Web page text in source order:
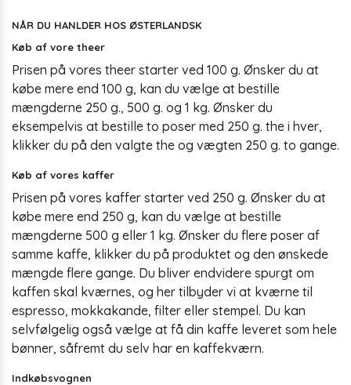
NÅR DU HANLDER HOS ØSTERLANDSK
Køb af vore theer
Prisen på vores theer starter ved 100 g. Ønsker du at
købe mere end 100 g, kan du vælge at bestille
mængderne 250 g., 500 g. og 1 kg. Ønsker du
eksempelvis at bestille to poser med 250 g. the i hver,
klikker du på den valgte the og vægten 250 g. to gange.
Køb af vores kaffer
Prisen på vores kaffer starter ved 250 g. Ønsker du at
købe mere end 250 g, kan du vælge at bestille
mængderne 500 g eller 1 kg. Ønsker du flere poser af
samme kaffe, klikker du på produktet og den ønskede
mængde flere gange. Du bliver endvidere spurgt om
kaffen skal kværnes, og her tilbyder vi at kværne til
espresso, mokkakande, filter eller stempel. Du kan
selvfølgelig også vælge at få din kaffe leveret som hele
bønner, såfremt du selv har en kaffekværn.
Indkøbsvognen